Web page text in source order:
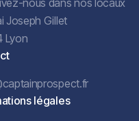
nous dans nos locaux
Joseph Gillet
Lyon
légales